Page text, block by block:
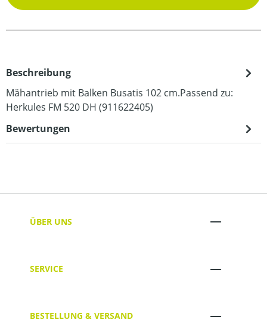
Beschreibung
Mähantrieb mit Balken Busatis 102 cm.Passend zu:
Herkules FM 520 DH (911622405)
Bewertungen
ÜBER UNS
SERVICE
BESTELLUNG & VERSAND